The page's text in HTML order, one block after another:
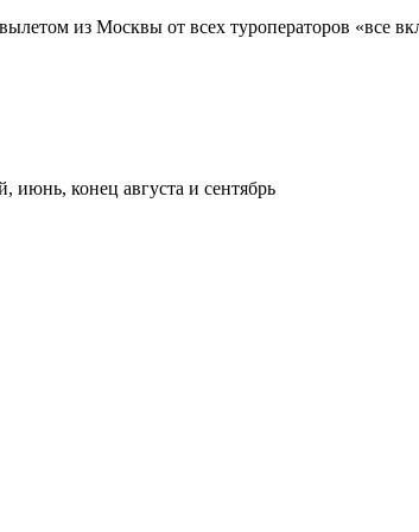
из Москвы от всех туроператоров «все
июнь, конец августа и сентябрь